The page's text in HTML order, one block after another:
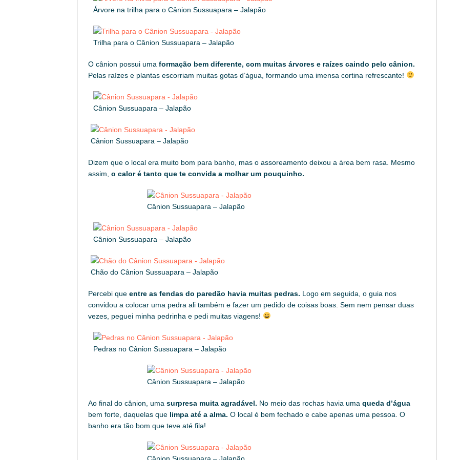
Árvore na trilha para o Cânion Sussuapara – Jalapão
Trilha para o Cânion Sussuapara – Jalapão
O cânion possui uma formação bem diferente, com muitas árvores e raízes caindo pelo cânion.
Pelas raízes e plantas escorriam muitas gotas d’água, formando uma imensa cortina refrescante!
Cânion Sussuapara – Jalapão
Cânion Sussuapara – Jalapão
Dizem que o local era muito bom para banho, mas o assoreamento deixou a área bem rasa. Mesmo
assim, o calor é tanto que te convida a molhar um pouquinho.
Cânion Sussuapara – Jalapão
Cânion Sussuapara – Jalapão
Chão do Cânion Sussuapara – Jalapão
Percebi que entre as fendas do paredão havia muitas pedras. Logo em seguida, o guia nos
convidou a colocar uma pedra ali também e fazer um pedido de coisas boas. Sem nem pensar duas
vezes, peguei minha pedrinha e pedi muitas viagens!
Pedras no Cânion Sussuapara – Jalapão
Cânion Sussuapara – Jalapão
Ao final do cânion, uma surpresa muita agradável. No meio das rochas havia uma queda d’água
bem forte, daquelas que limpa até a alma. O local é bem fechado e cabe apenas uma pessoa. O
banho era tão bom que teve até fila!
Cânion Sussuapara – Jalapão